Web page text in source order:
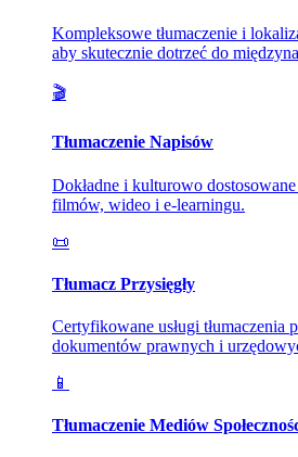
Kompleksowe tłumaczenie i
aby skutecznie dotrzeć do
🎬
Tłumaczenie Napisów
Dokładne i kulturowo
filmów, wideo i e-learningu.
📜
Tłumacz Przysięgły
Certyfikowane usługi tłumaczenia
dokumentów prawnych i
📱
Tłumaczenie Mediów